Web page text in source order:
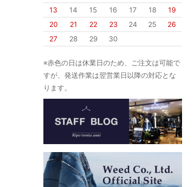
13
14 15 16 17 18
19
20
21 22 23 24 25
26
27
28 29 30
※赤色の日は休業日のため、ご注文は可能で
すが、発送作業は翌営業日以降の対応とな
ります。